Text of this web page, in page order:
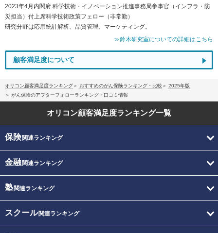
2023年4月内閣府 科学技術・イノベーション推進事務局参事官（インフラ・防
災担当）付上席科学技術政策フェロー（非常勤）
研究分野は応用統計解析、品質管理、マーケティング。
≫鈴木研究室についての詳細はこちら
顧客満足度について
オリコン顧客満足度ランキング おすすめのがん保険ランキング・比較
2025年版
がん保険のアフターフォローランキング・口コミ情報
オリコン顧客満足度ランキング一覧
保険関連ランキング
金融関連ランキング
塾関連ランキング
スクール関連ランキング